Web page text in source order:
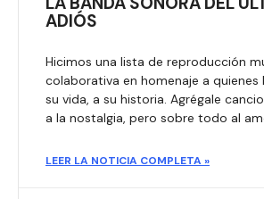
ADIÓS
Hicimos una lista de reproducción
colaborativa en homenaje a quienes
su vida, a su historia. Agrégale
a la nostalgia, pero sobre todo al
LEER LA NOTICIA COMPLETA »